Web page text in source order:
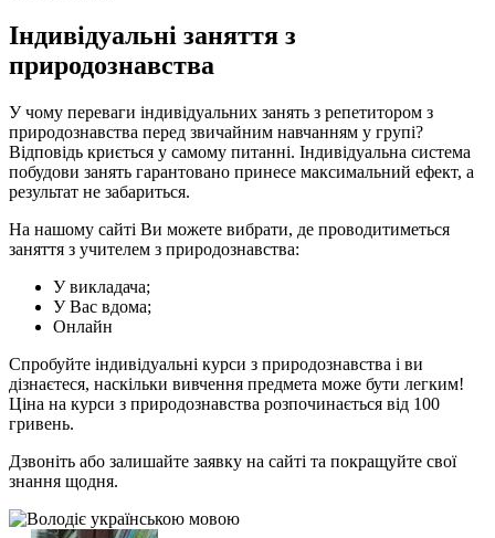
Індивідуальні заняття з
природознавства
У чому переваги індивідуальних занять з репетитором з
природознавства перед звичайним навчанням у групі?
Відповідь криється у самому питанні. Індивідуальна система
побудови занять гарантовано принесе максимальний ефект, а
результат не забариться.
На нашому сайті Ви можете вибрати, де проводитиметься
заняття з учителем з природознавства:
У викладача;
У Вас вдома;
Онлайн
Спробуйте індивідуальні курси з природознавства і ви
дізнаєтеся, наскільки вивчення предмета може бути легким!
Ціна на курси з природознавства розпочинається від 100
гривень.
Дзвоніть або залишайте заявку на сайті та покращуйте свої
знання щодня.